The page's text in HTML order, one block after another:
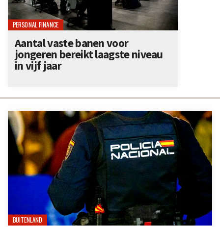
BUITENLAND
PERSONAL FINANCE
Aantal vaste banen voor
jongeren bereikt laagste niveau
in vijf jaar